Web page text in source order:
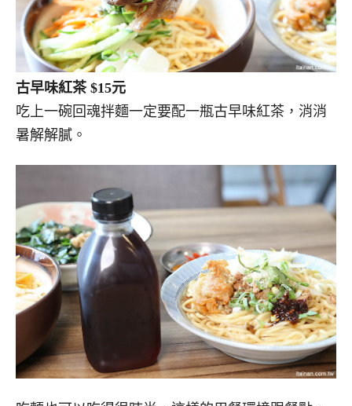
古早味紅茶 $15元
吃上一碗回魂拌麵一定要配一瓶古早味紅茶，消消
暑解解膩。